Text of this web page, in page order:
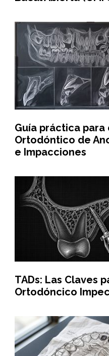
Guía práctica
Ortodóntico de
e Impacciones
TADs: Las Claves
Ortodóncico